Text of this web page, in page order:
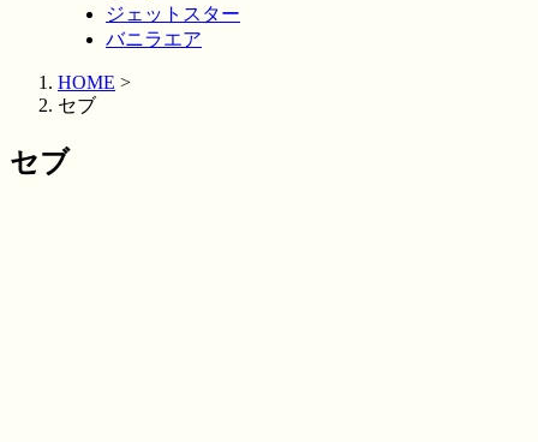
ジェットスター
バニラエア
HOME >
セブ
セブ